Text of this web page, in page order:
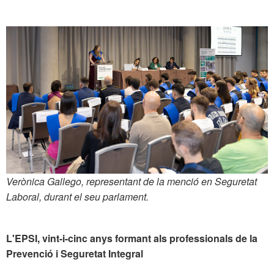
Verònica Gallego, representant de la menció en Seguretat
Laboral, durant el seu parlament.
L'EPSI, vint-i-cinc anys formant als professionals de la
Prevenció i Seguretat Integral